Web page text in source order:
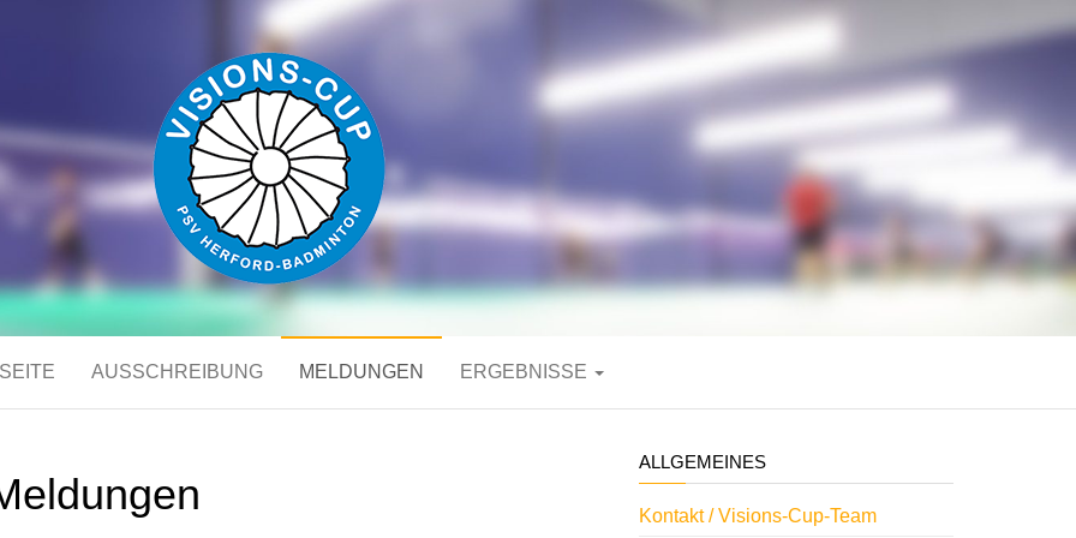
AUSSCHREIBUNG MELDUNGEN ERGEBNISSE
ALLGEMEINES
Kontakt / Visions-Cup-Team